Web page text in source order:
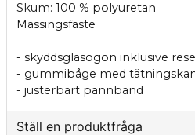
Skum: 100 % polyuretan
Mässingsfäste
- skyddsglasögon inklusive
- gummibåge med
- justerbart pannband
Ställ en produktfråga